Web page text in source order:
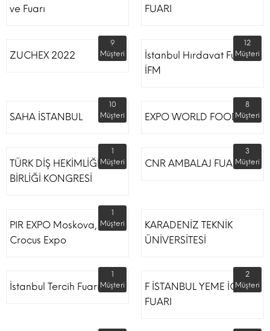
ve Fuarı
FUARI
ZUCHEX 2022
9
Müşteri
İstanbul Hırdavat Fuarı
İFM
12
Müşteri
SAHA İSTANBUL
10
Müşteri
EXPO WORLD FOOD
8
Müşteri
TÜRK DİŞ HEKİMLİĞİ
BİRLİĞİ KONGRESİ
1
Müşteri
CNR AMBALAJ FUARI
3
Müşteri
PIR EXPO Moskova,
Crocus Expo
1
Müşteri
KARADENİZ TEKNİK
ÜNİVERSİTESİ
İstanbul Tercih Fuarı
1
Müşteri
F İSTANBUL YEME İÇME
FUARI
2
Müşteri